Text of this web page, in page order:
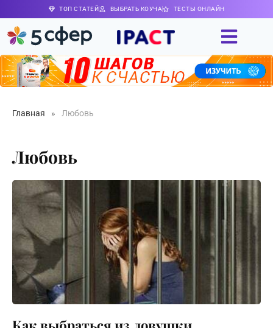
ТОП СТАТЕЙ ВЫБРАТЬ КОУЧА ТЕСТЫ ОНЛАЙН
Главная » Любовь
Любовь